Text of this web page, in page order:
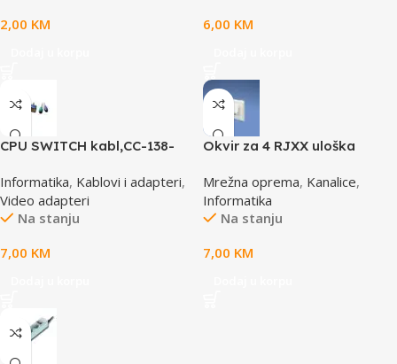
2,00 KM
6,00 KM
CPU SWITCH kabl,CC-138-
Informatika, Kablovi i adapteri,
Video adapteri
Na stanju
7,00 KM
Okvir za 4 RJXX uloška
Mrežna oprema, Kanalice,
Informatika
Na stanju
7,00 KM